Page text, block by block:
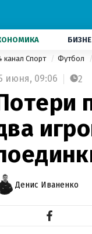
канал Спорт Футбол
июня, 09:06 2
Денис Иваненко